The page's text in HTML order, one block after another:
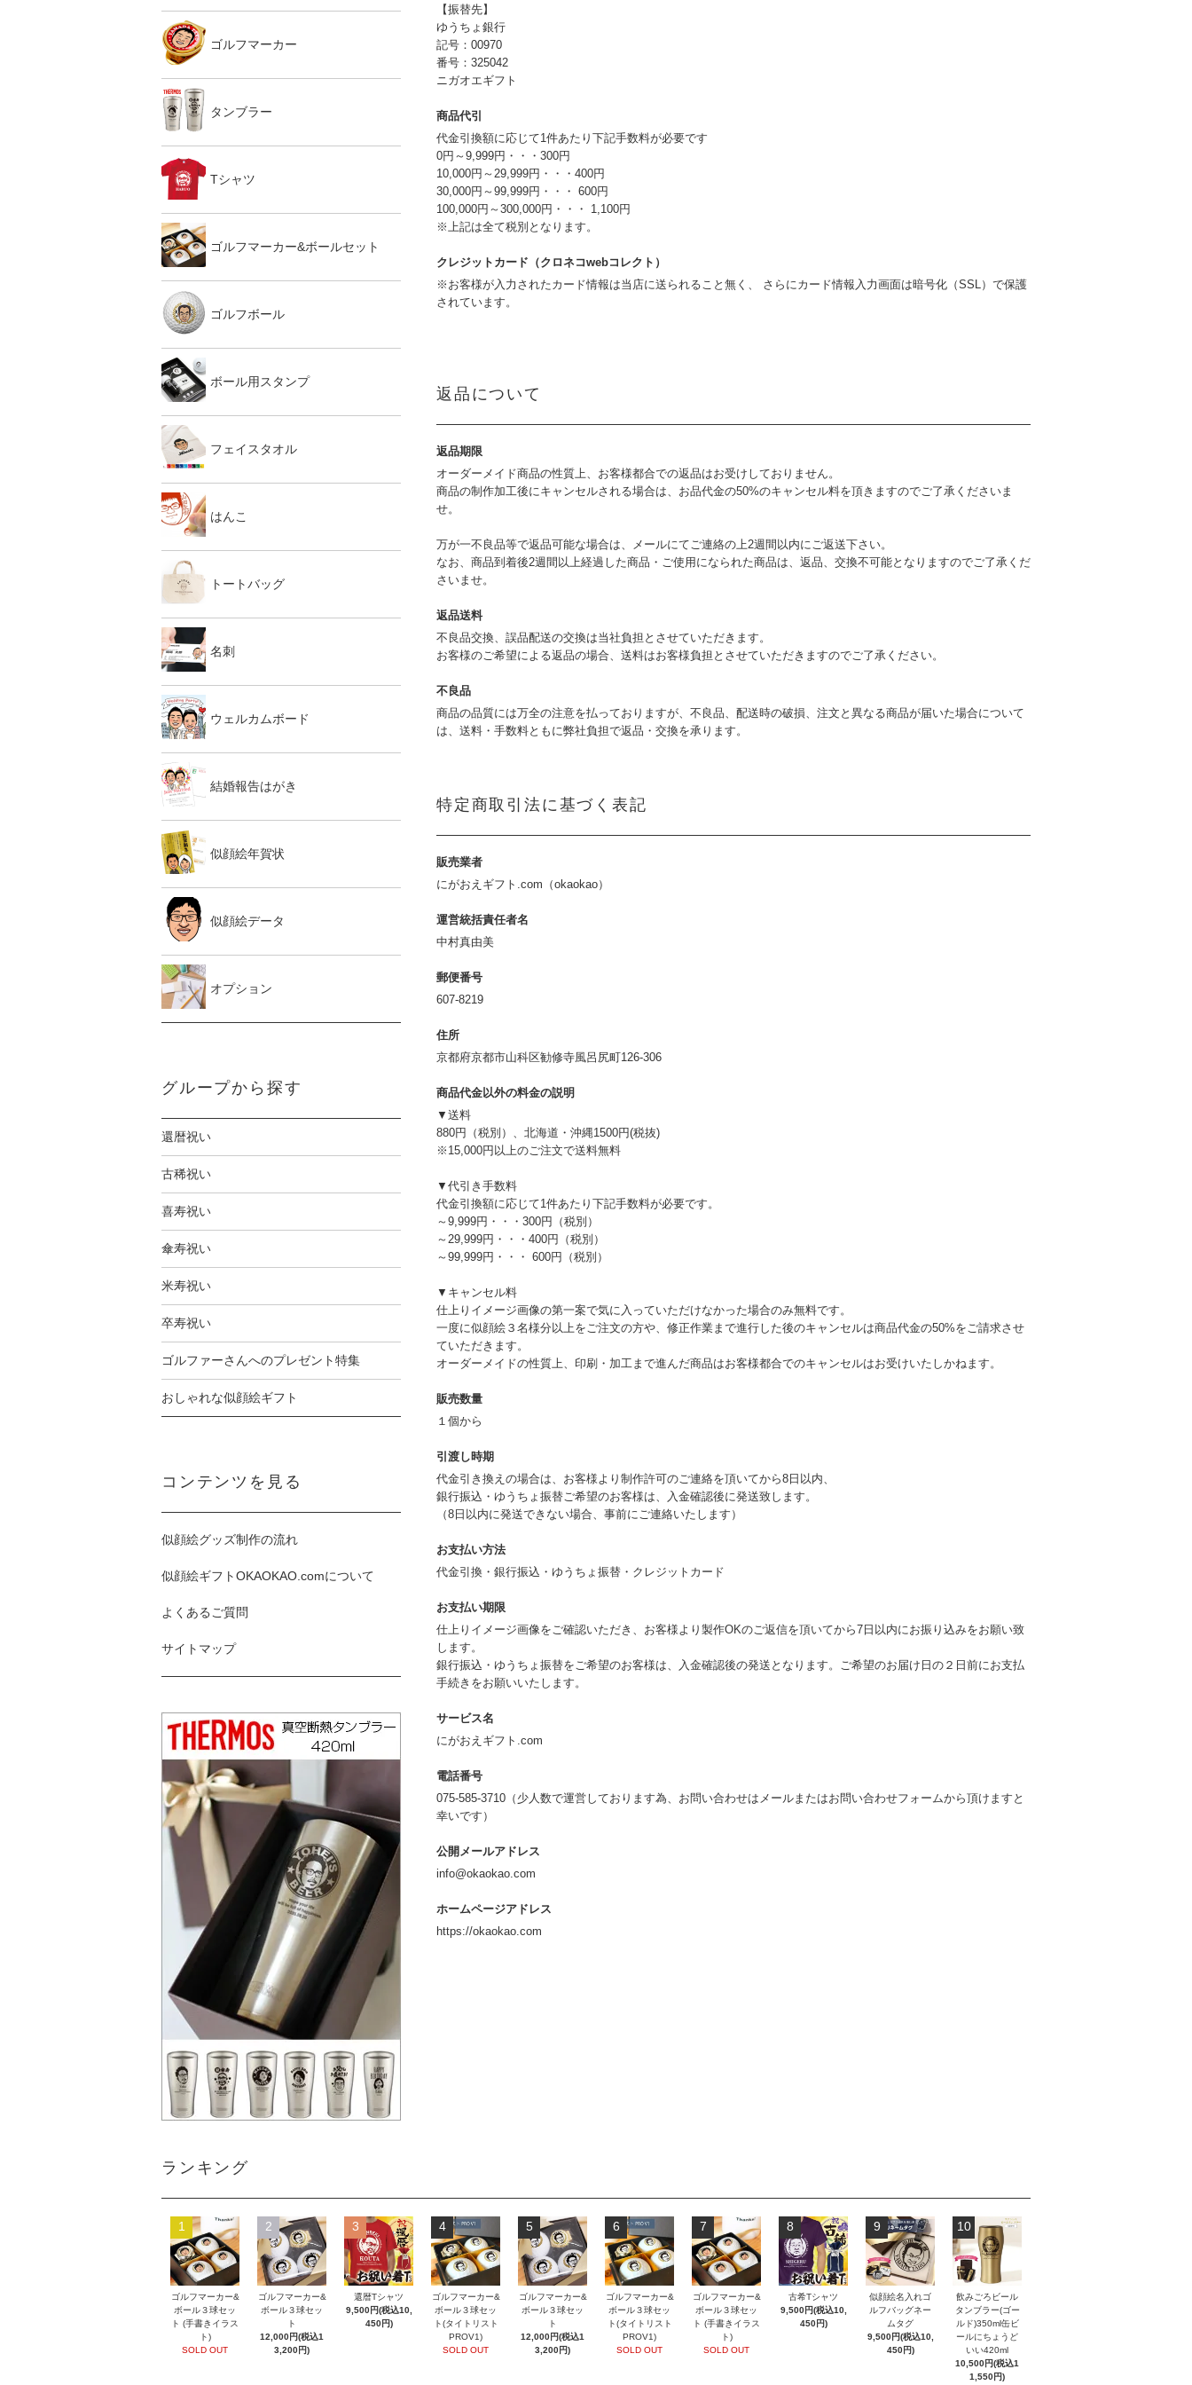
【振替先】
ゆうちょ銀行
記号：00970
番号：325042
ニガオエギフト
商品代引
代金引換額に応じて1件あたり下記手数料が必要です
0円～9,999円・・・300円
10,000円～29,999円・・・400円
30,000円～99,999円・・・ 600円
100,000円～300,000円・・・ 1,100円
※上記は全て税別となります。
クレジットカード（クロネコwebコレクト）
※お客様が入力されたカード情報は当店に送られること無く、 さらにカード情報入力画面は暗号化（SSL）で保護
されています。
返品について
返品期限
オーダーメイド商品の性質上、お客様都合での返品はお受けしておりません。
商品の制作加工後にキャンセルされる場合は、お品代金の50%のキャンセル料を頂きますのでご了承くださいま
せ。
万が一不良品等で返品可能な場合は、メールにてご連絡の上2週間以内にご返送下さい。
なお、商品到着後2週間以上経過した商品・ご使用になられた商品は、返品、交換不可能となりますのでご了承くだ
さいませ。
返品送料
不良品交換、誤品配送の交換は当社負担とさせていただきます。
お客様のご希望による返品の場合、送料はお客様負担とさせていただきますのでご了承ください。
不良品
商品の品質には万全の注意を払っておりますが、不良品、配送時の破損、注文と異なる商品が届いた場合について
は、送料・手数料ともに弊社負担で返品・交換を承ります。
特定商取引法に基づく表記
販売業者
にがおえギフト.com（okaokao）
運営統括責任者名
中村真由美
郵便番号
607-8219
住所
京都府京都市山科区勧修寺風呂尻町126-306
商品代金以外の料金の説明
▼送料
880円（税別）、北海道・沖縄1500円(税抜)
※15,000円以上のご注文で送料無料
▼代引き手数料
代金引換額に応じて1件あたり下記手数料が必要です。
～9,999円・・・300円（税別）
～29,999円・・・400円（税別）
～99,999円・・・ 600円（税別）
▼キャンセル料
仕上りイメージ画像の第一案で気に入っていただけなかった場合のみ無料です。
一度に似顔絵３名様分以上をご注文の方や、修正作業まで進行した後のキャンセルは商品代金の50%をご請求させ
ていただきます。
オーダーメイドの性質上、印刷・加工まで進んだ商品はお客様都合でのキャンセルはお受けいたしかねます。
販売数量
１個から
引渡し時期
代金引き換えの場合は、お客様より制作許可のご連絡を頂いてから8日以内、
銀行振込・ゆうちょ振替ご希望のお客様は、入金確認後に発送致します。
（8日以内に発送できない場合、事前にご連絡いたします）
お支払い方法
代金引換・銀行振込・ゆうちょ振替・クレジットカード
お支払い期限
仕上りイメージ画像をご確認いただき、お客様より製作OKのご返信を頂いてから7日以内にお振り込みをお願い致
します。
銀行振込・ゆうちょ振替をご希望のお客様は、入金確認後の発送となります。ご希望のお届け日の２日前にお支払
手続きをお願いいたします。
サービス名
にがおえギフト.com
電話番号
075-585-3710（少人数で運営しております為、お問い合わせはメールまたはお問い合わせフォームから頂けますと
幸いです）
公開メールアドレス
info@okaokao.com
ホームページアドレス
https://okaokao.com
ゴルフマーカー
タンブラー
Tシャツ
ゴルフマーカー&ボールセット
ゴルフボール
ボール用スタンプ
フェイスタオル
はんこ
トートバッグ
名刺
ウェルカムボード
結婚報告はがき
似顔絵年賀状
似顔絵データ
オプション
グループから探す
還暦祝い
古稀祝い
喜寿祝い
傘寿祝い
米寿祝い
卒寿祝い
ゴルファーさんへのプレゼント特集
おしゃれな似顔絵ギフト
コンテンツを見る
似顔絵グッズ制作の流れ
似顔絵ギフトOKAOKAO.comについて
よくあるご質問
サイトマップ
ランキング
1
ゴルフマーカー&
ボール３球セッ
ト (手書きイラス
ト)
SOLD OUT
2
ゴルフマーカー&
ボール３球セッ
ト
12,000円(税込1
3,200円)
3
還暦Tシャツ
9,500円(税込10,
450円)
4
ゴルフマーカー&
ボール３球セッ
ト(タイトリスト
PROV1)
SOLD OUT
5
ゴルフマーカー&
ボール３球セッ
ト
12,000円(税込1
3,200円)
6
ゴルフマーカー&
ボール３球セッ
ト(タイトリスト
PROV1)
SOLD OUT
7
ゴルフマーカー&
ボール３球セッ
ト (手書きイラス
ト)
SOLD OUT
8
古希Tシャツ
9,500円(税込10,
450円)
9
似顔絵名入れゴ
ルフバッグネー
ムタグ
9,500円(税込10,
450円)
10
飲みごろビール
タンブラー(ゴー
ルド)350ml缶ビ
ールにちょうど
いい420ml
10,500円(税込1
1,550円)